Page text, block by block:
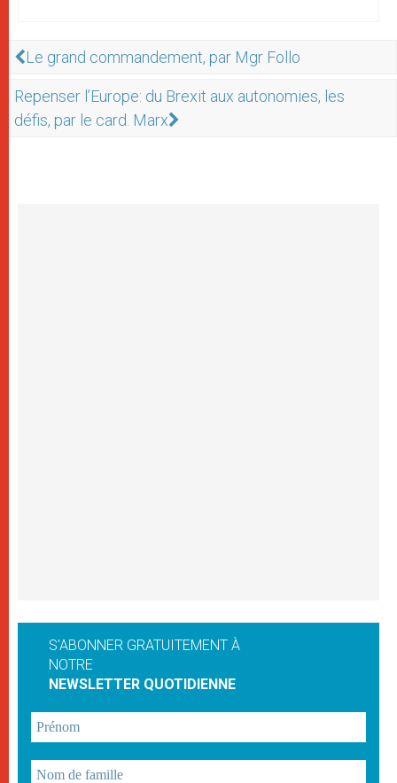
Le grand commandement, par Mgr Follo
Repenser l’Europe: du Brexit aux autonomies, les
défis, par le card. Marx
S'ABONNER GRATUITEMENT À
NOTRE
NEWSLETTER QUOTIDIENNE